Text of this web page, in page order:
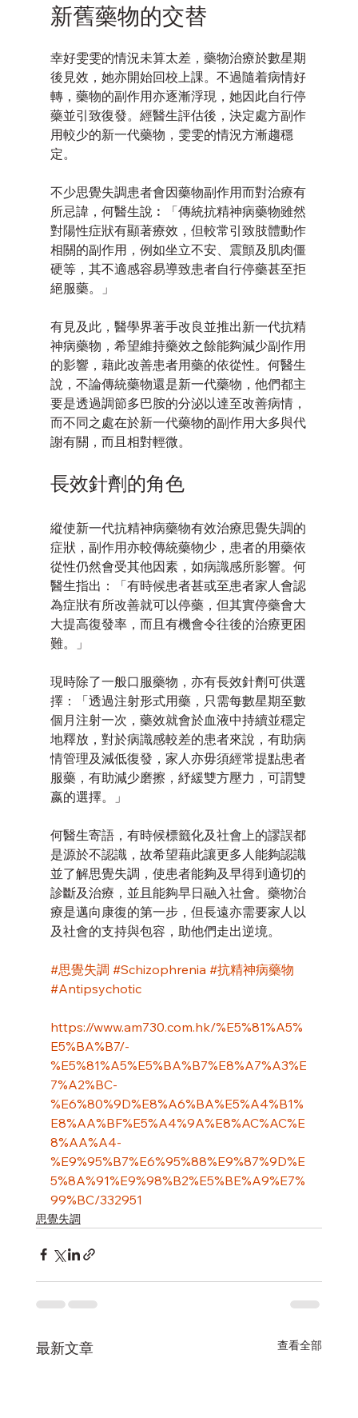
新舊藥物的交替
幸好雯雯的情況未算太差，藥物治療於數星期
後見效，她亦開始回校上課。不過隨着病情好
轉，藥物的副作用亦逐漸浮現，她因此自行停
藥並引致復發。經醫生評估後，決定處方副作
用較少的新一代藥物，雯雯的情況方漸趨穩
定。
不少思覺失調患者會因藥物副作用而對治療有
所忌諱，何醫生說︰「傳統抗精神病藥物雖然
對陽性症狀有顯著療效，但較常引致肢體動作
相關的副作用，例如坐立不安、震顫及肌肉僵
硬等，其不適感容易導致患者自行停藥甚至拒
絕服藥。」
有見及此，醫學界著手改良並推出新一代抗精
神病藥物，希望維持藥效之餘能夠減少副作用
的影響，藉此改善患者用藥的依從性。何醫生
說，不論傳統藥物還是新一代藥物，他們都主
要是透過調節多巴胺的分泌以達至改善病情，
而不同之處在於新一代藥物的副作用大多與代
謝有關，而且相對輕微。
長效針劑的角色
縱使新一代抗精神病藥物有效治療思覺失調的
症狀，副作用亦較傳統藥物少，患者的用藥依
從性仍然會受其他因素，如病識感所影響。何
醫生指出：「有時候患者甚或至患者家人會認
為症狀有所改善就可以停藥，但其實停藥會大
大提高復發率，而且有機會令往後的治療更困
難。」
現時除了一般口服藥物，亦有長效針劑可供選
擇：「透過注射形式用藥，只需每數星期至數
個月注射一次，藥效就會於血液中持續並穩定
地釋放，對於病識感較差的患者來說，有助病
情管理及減低復發，家人亦毋須經常提點患者
服藥，有助減少磨擦，紓緩雙方壓力，可謂雙
嬴的選擇。」
何醫生寄語，有時候標籤化及社會上的謬誤都
是源於不認識，故希望藉此讓更多人能夠認識
並了解思覺失調，使患者能夠及早得到適切的
診斷及治療，並且能夠早日融入社會。藥物治
療是邁向康復的第一步，但長遠亦需要家人以
及社會的支持與包容，助他們走出逆境。
#思覺失調 #Schizophrenia #抗精神病藥物
#Antipsychotic
https://www.am730.com.hk/%E5%81%A5%
E5%BA%B7/-
%E5%81%A5%E5%BA%B7%E8%A7%A3%E
7%A2%BC-
%E6%80%9D%E8%A6%BA%E5%A4%B1%
E8%AA%BF%E5%A4%9A%E8%AC%AC%E
8%AA%A4-
%E9%95%B7%E6%95%88%E9%87%9D%E
5%8A%91%E9%98%B2%E5%BE%A9%E7%
99%BC/332951
思覺失調
最新文章 查看全部